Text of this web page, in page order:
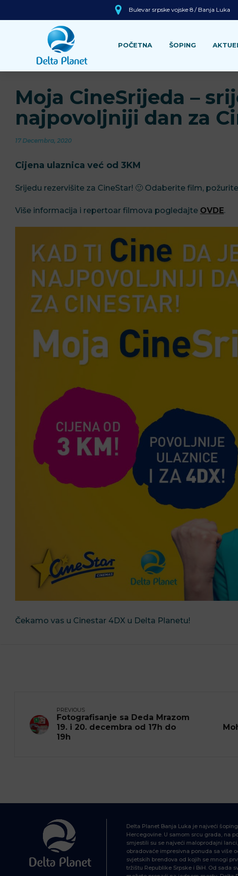
Bulevar srpske vojske 8 / Banja Luka
POČETNA ŠOPING
Moja CineSrijeda –
najpovoljniji dan za
17 Decembra, 2020
Cijena ulaznica već od 3KM
Srijedu rezervišite za CineStar! 🙂 Odaberite film,
Više informacija i repertoar filmova pogledajte OVDE.
Čekamo vas u Cinestar 4DX u Delta Planetu!
PREVIOUS
Fotografisanje sa Deda Mrazom
19. i 20. decembra od 17h do
19h
Delta Planet Banja Luka je najveći
Hercegovine. U samom srcu grada, na
smjestili su se najveći maloprodajni
obradovaće impresivna ponuda sa više
svjetskih brendova od kojih se mnogi
tržištu Republike Srpske i BiH. Od sada